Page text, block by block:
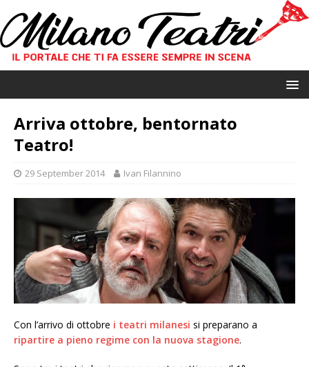
Arriva ottobre, bentornato
Teatro!
29 September 2014 Ivan Filannino
Con l’arrivo di ottobre i teatri milanesi si preparano a
ripartire a pieno regime con la nuova stagione.